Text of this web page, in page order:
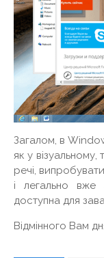
Загалом, в
як у візуальному,
речі,
і легально
доступна для
Відмінного Вам